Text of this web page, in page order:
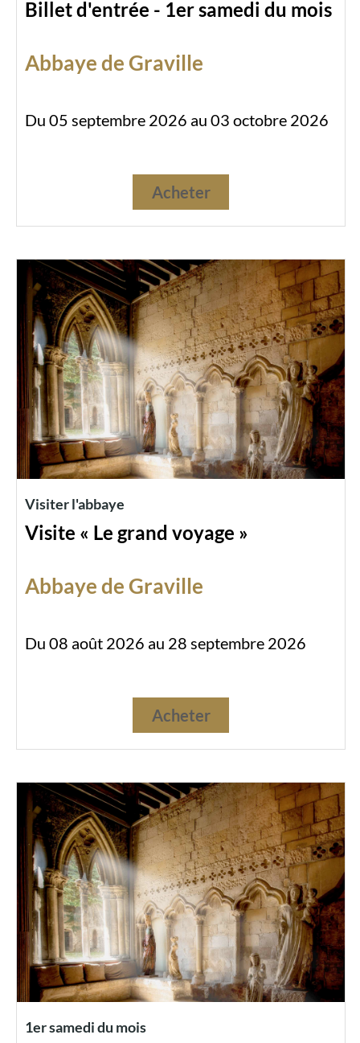
Billet d'entrée - 1er samedi du mois
Abbaye de Graville
Du 05 septembre 2026 au 03 octobre 2026
Acheter
Visiter l'abbaye
Visite « Le grand voyage »
Abbaye de Graville
Du 08 août 2026 au 28 septembre 2026
Acheter
1er samedi du mois